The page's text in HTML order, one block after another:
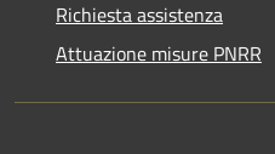
Richiesta assistenza
Attuazione misure PNRR